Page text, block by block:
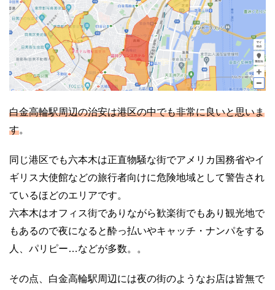
白金高輪駅周辺の治安は港区の中でも非常に良いと思いま
す。
同じ港区でも六本木は正直物騒な街でアメリカ国務省やイ
ギリス大使館などの旅行者向けに危険地域として警告され
ているほどのエリアです。
六本木はオフィス街でありながら歓楽街でもあり観光地で
もあるので夜になると酔っ払いやキャッチ・ナンパをする
人、パリピー…などが多数。。
その点、白金高輪駅周辺には夜の街のようなお店は皆無で